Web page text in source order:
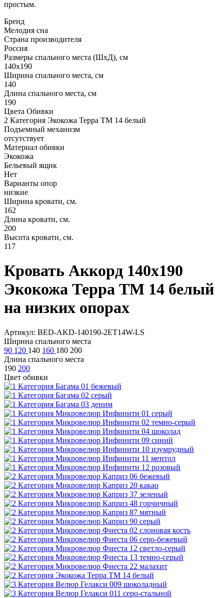
простым.
Бренд
Мелодия сна
Страна производителя
Россия
Размеры спального места (ШхД), см
140х190
Ширина спального места, см
140
Длина спального места, см
190
Цвета Обивки
2 Категория Экокожа Терра ТМ 14 белый
Подъемный механизм
отсутствует
Материал обивки
Экокожа
Бельевый ящик
Нет
Варианты опор
низкие
Ширина кровати, см.
162
Длина кровати, см.
200
Высота кровати, см.
117
Кровать Аккорд 140х190
Экокожа Терра ТМ 14 белый
на низких опорах
Артикул: BED-AKD-140190-2ET14W-LS
Ширина спального места
90 120 140 160 180 200
Длина спального места
190 200
Цвет обивки